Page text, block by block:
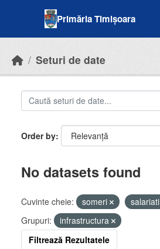
Primăria Timișoara
Seturi de date
Order by
No datasets found
Cuvinte cheie: someri salariati
Grupuri:
infrastructura
Filtrează Rezultatele